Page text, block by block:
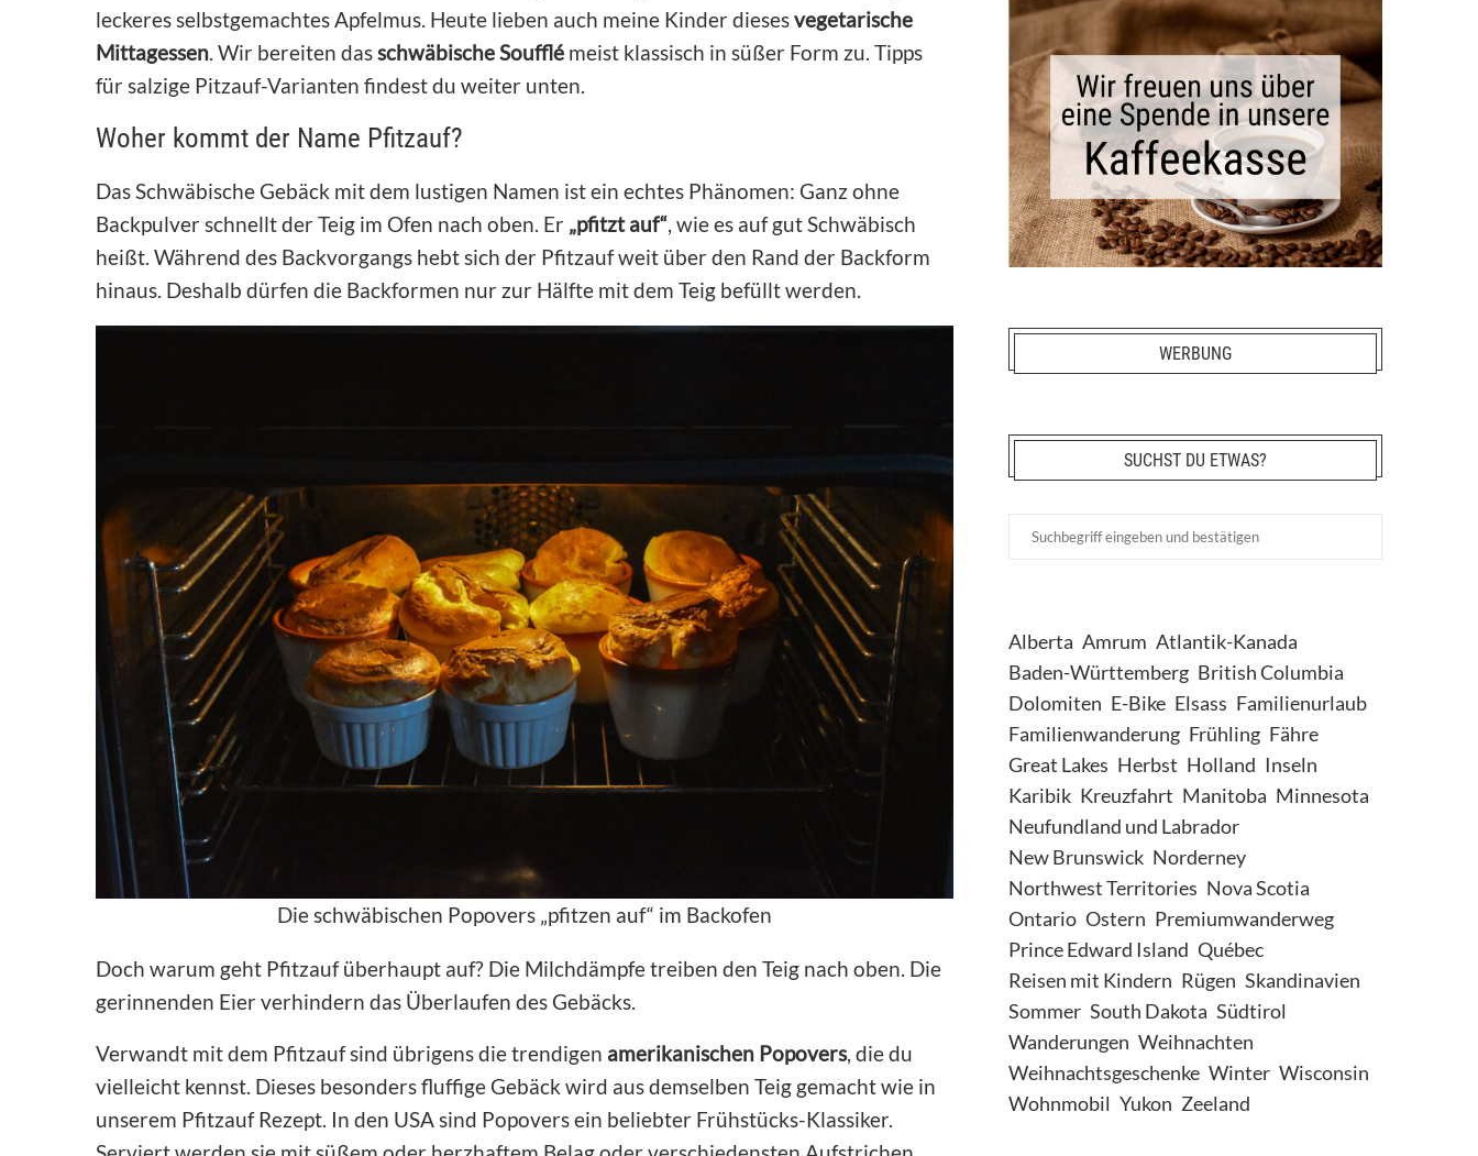
leckeres selbstgemachtes Apfelmus. Heute lieben auch meine Kinder diesesvegetarische
Mittagessen . Wir bereiten das schwäbische Soufflé meist klassisch in süßer Form zu. Tipps
für salzige Pitzauf-Varianten findest du weiter unten.
Woher kommt der Name Pfitzauf?
Das Schwäbische Gebäck mit dem lustigen Namen ist ein echtes Phänomen: Ganz ohne
Backpulver schnellt der Teig im Ofen nach oben. Er „pfitzt auf“ , wie es auf gut Schwäbisch
heißt. Während des Backvorgangs hebt sich der Pfitzauf weit über den Rand der Backform
hinaus. Deshalb dürfen die Backformen nur zur Hälfte mit dem Teig befüllt werden.
Die schwäbischen Popovers „pfitzen auf“ im Backofen
Doch warum geht Pfitzauf überhaupt auf? Die Milchdämpfe treiben den Teig nach oben. Die
gerinnenden Eier verhindern das Überlaufen des Gebäcks.
Verwandt mit dem Pfitzauf sind übrigens die trendigen amerikanischen Popovers, die du
vielleicht kennst. Dieses besonders fluffige Gebäck wird aus demselben Teig gemacht wie in
unserem Pfitzauf Rezept. In den USA sind Popovers ein beliebter Frühstücks-Klassiker.
WERBUNG
SUCHST DU ETWAS?
Alberta Amrum Atlantik-Kanada
Baden-Württemberg British Columbia
Dolomiten E-Bike Elsass Familienurlaub
Familienwanderung Frühling Fähre
Great Lakes Herbst Holland Inseln
Karibik Kreuzfahrt Manitoba Minnesota
Neufundland und Labrador
New Brunswick Norderney
Northwest Territories Nova Scotia
Ontario Ostern Premiumwanderweg
Prince Edward Island Québec
Reisen mit Kindern Rügen Skandinavien
Sommer South Dakota Südtirol
Wanderungen Weihnachten
Weihnachtsgeschenke Winter Wisconsin
Wohnmobil Yukon Zeeland